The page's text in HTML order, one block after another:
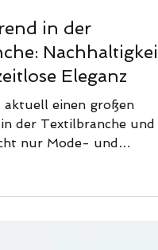
in der
Nachhaltigkeit
Eleganz
einen großen
der Textilbranche und